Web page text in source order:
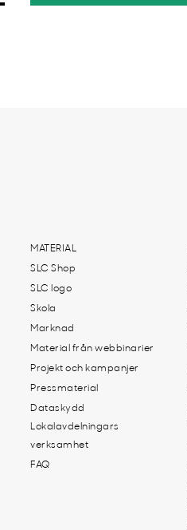
MATERIAL
SLC Shop
SLC logo
Skola
Marknad
Material från webbinarier
Projekt och kampanjer
Pressmaterial
Dataskydd
Lokalavdelningars
verksamhet
FAQ